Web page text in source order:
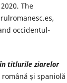
The
occidentul-
titlurile ziarelor
și spaniolă